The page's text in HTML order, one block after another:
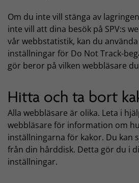
Om du inte vill stänga av
inte vill att dina besök på SPV:s
vår webbstatistik, kan du
inställningar för Do Not Track-
gör beror på vilken webbläsare
Hitta och ta bort
Alla webbläsare är olika. Leta i
webbläsare för information om
inställningarna för kakor. Du kan
från din hårddisk. Detta gör du i
inställningar.